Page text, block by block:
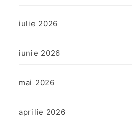
iulie 2026
iunie 2026
mai 2026
aprilie 2026